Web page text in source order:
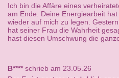
Ich bin die Affäre eines
am Ende. Deine Energiearbeit
wieder auf mich zu legen.
hat seiner Frau die Wahrheit
hast diesen Umschwung die
B****schrieb am 23.05.26